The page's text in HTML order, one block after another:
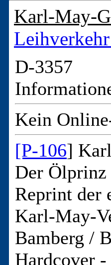
Karl-May-
D-3357
Kein
[P-106]
Der Ölprinz
Reprint der
Karl-May-
Bamberg /
Hardcover -